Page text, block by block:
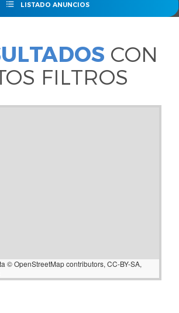
LISTADO ANUNCIOS
CON
FILTROS
©OpenStreetMapcontributors, CC-BY-SA,